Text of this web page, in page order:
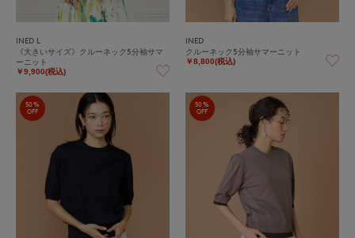
INED L
《大きいサイズ》クルーネック5分袖サマ
ーニット
￥9,900(税込)
INED
クルーネック5分袖サマーニット
￥8,800(税込)
50%
OFF
50%
OFF